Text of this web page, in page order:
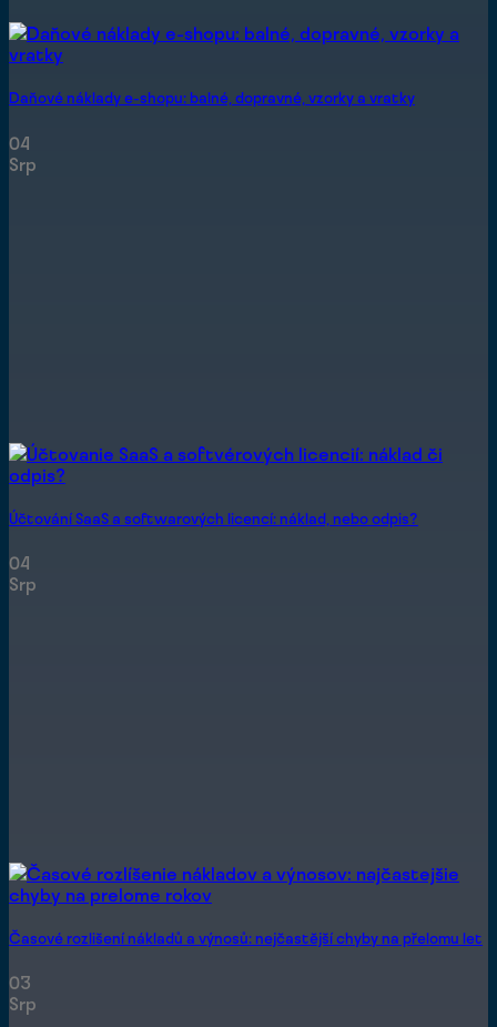
Daňové náklady e-shopu: balné, dopravné, vzorky a vratky
04
Srp
Účtování SaaS a softwarových licencí: náklad, nebo odpis?
04
Srp
Časové rozlišení nákladů a výnosů: nejčastější chyby na přelomu let
03
Srp